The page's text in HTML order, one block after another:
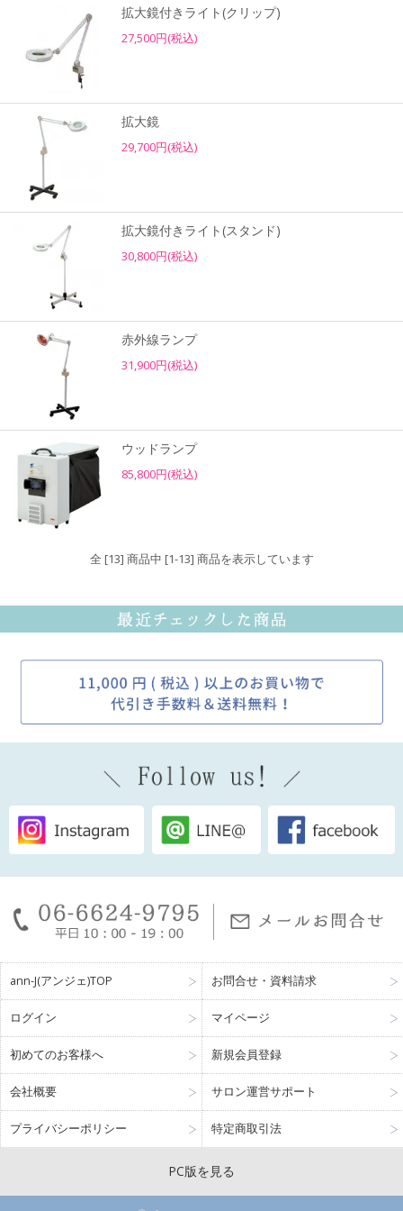
拡大鏡付きライト(クリップ)
27,500円(税込)
拡大鏡
29,700円(税込)
拡大鏡付きライト(スタンド)
30,800円(税込)
赤外線ランプ
31,900円(税込)
ウッドランプ
85,800円(税込)
全 [13] 商品中 [1-13] 商品を表示しています
ann-J(アンジェ)TOP お問合せ・資料請求
ログイン マイページ
初めてのお客様へ 新規会員登録
会社概要 サロン運営サポート
プライバシーポリシー 特定商取引法
PC版を見る